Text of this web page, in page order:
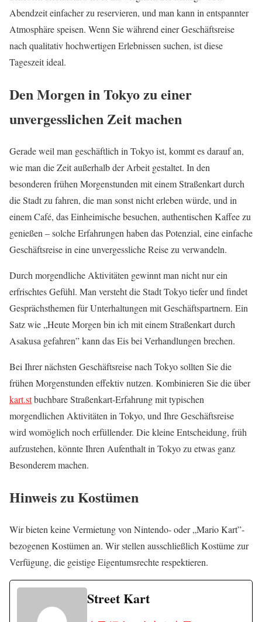
Abendzeit einfacher zu reservieren, und man kann in entspannter
Atmosphäre speisen. Wenn Sie während einer Geschäftsreise
nach qualitativ hochwertigen Erlebnissen suchen, ist diese
Tageszeit ideal.
Den Morgen in Tokyo zu einer
unvergesslichen Zeit machen
Gerade weil man geschäftlich in Tokyo ist, kommt es darauf an,
wie man die Zeit außerhalb der Arbeit gestaltet. In den
besonderen frühen Morgenstunden mit einem Straßenkart durch
die Stadt zu fahren, die man sonst nicht erleben würde, und in
einem Café, das Einheimische besuchen, authentischen Kaffee zu
genießen – solche Erfahrungen haben das Potenzial, eine einfache
Geschäftsreise in eine unvergessliche Reise zu verwandeln.
Durch morgendliche Aktivitäten gewinnt man nicht nur ein
erfrischtes Gefühl. Man versteht die Stadt Tokyo tiefer und findet
Gesprächsthemen für Unterhaltungen mit Geschäftspartnern. Ein
Satz wie „Heute Morgen bin ich mit einem Straßenkart durch
Asakusa gefahren” kann das Eis bei Verhandlungen brechen.
Bei Ihrer nächsten Geschäftsreise nach Tokyo sollten Sie die
frühen Morgenstunden effektiv nutzen. Kombinieren Sie die über
kart.stbuchbare Straßenkart-Erfahrung mit typischen
morgendlichen Aktivitäten in Tokyo, und Ihre Geschäftsreise
wird womöglich noch erfüllender. Die kleine Entscheidung, früh
aufzustehen, könnte Ihren Aufenthalt in Tokyo zu etwas ganz
Besonderem machen.
Hinweis zu Kostümen
Wir bieten keine Vermietung von Nintendo- oder „Mario Kart”-
bezogenen Kostümen an. Wir stellen ausschließlich Kostüme zur
Verfügung, die geistige Eigentumsrechte respektieren.
Street Kart